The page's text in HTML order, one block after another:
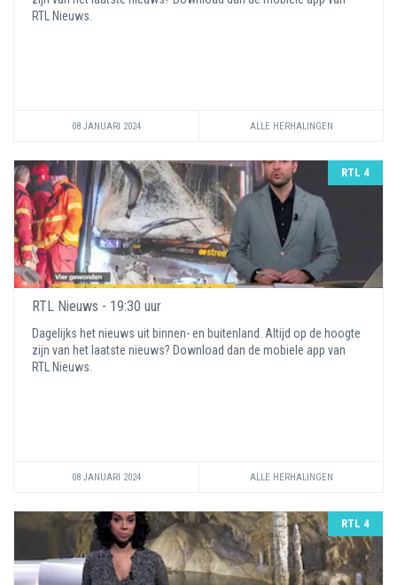
RTL Nieuws.
08 JANUARI 2024 ALLE HERHALINGEN
RTL 4
RTL Nieuws - 19:30 uur
Dagelijks het nieuws uit binnen- en buitenland. Altijd op de hoogte
zijn van het laatste nieuws? Download dan de mobiele app van
RTL Nieuws.
08 JANUARI 2024 ALLE HERHALINGEN
RTL 4